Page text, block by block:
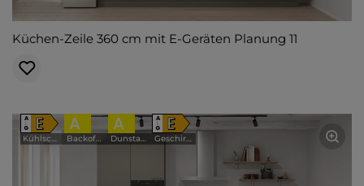
Küchen-Zeile 360 cm mit E-Geräten Planung 11
A
↑
G E
Kühlschrank
A
Backofen
A
Dunstabzugshaube
A
↑
G E
Geschirrspüler